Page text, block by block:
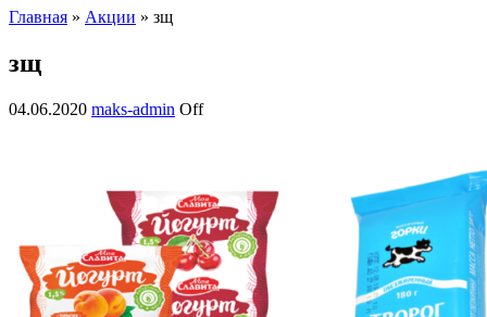
Главная » Акции » зщ
зщ
04.06.2020 maks-admin Off